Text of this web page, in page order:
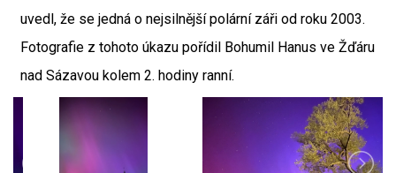
uvedl, že se jedná o nejsilnější polární záři od roku 2003.
Fotografie z tohoto úkazu pořídil Bohumil Hanus ve Žďáru
nad Sázavou kolem 2. hodiny ranní.